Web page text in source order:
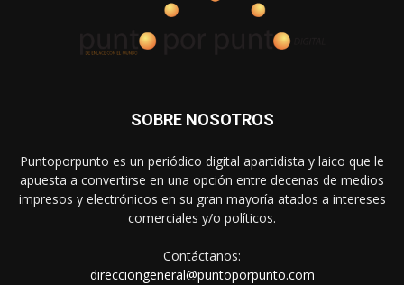
SOBRE NOSOTROS
Puntoporpunto es un periódico digital apartidista y laico que le
apuesta a convertirse en una opción entre decenas de medios
impresos y electrónicos en su gran mayoría atados a intereses
comerciales y/o políticos.
Contáctanos:
direcciongeneral@puntoporpunto.com